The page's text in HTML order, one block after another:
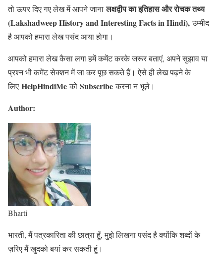
तो ऊपर दिए गए लेख में आपने जानालक्षद्वीप का इतिहास और रोचक तथ्य
(Lakshadweep History and Interesting Facts in Hindi),उम्मीद
है आपको हमारा लेख पसंद आया होगा।
आपको हमारा लेख कैसा लगा हमें कमेंट करके जरूर बताएं, अपने सुझाव या
प्रश्न भी कमेंट सेक्शन में जा कर पूछ सकते हैं। ऐसे ही लेख पढ़ने के
लिए HelpHindiMeको Subscribeकरना न भूले।
Author:
Bharti
भारती, मैं पत्रकारिता की छात्रा हूँ, मुझे लिखना पसंद है क्योंकि शब्दों के
ज़रिए मैं खुदको बयां कर सकती हूं।